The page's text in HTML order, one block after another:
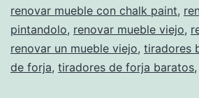
renovar mueble con chalk paint,
pintandolo, renovar mueble viejo,
renovar un mueble viejo, tiradores
de forja, tiradores de forja baratos,